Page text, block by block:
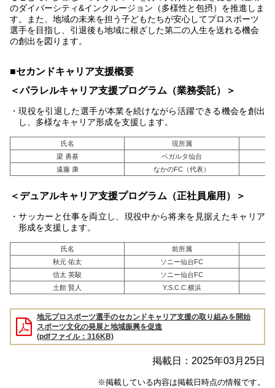
のダイバーシティ&インクルージョン（多様性と包摂）を推進しま
す。また、地域の未来を担う子どもたちが安心してプロスポーツ
選手を目指し、引退後も地域に根ざした第二の人生を送れる機会
の創出を図ります。
■セカンドキャリア支援概要
＜パラレルキャリア支援プログラム（業務委託）＞
・現役を引退した選手が本業を続けながら活躍できる機会を創出
し、多様なキャリア形成を支援します。
氏名 現所属
梁 勇基
ベガルタ仙台
遠藤 康
なかのFC（代表）
＜デュアルキャリア支援プログラム（正社員雇用）＞
・サッカーと仕事を両立し、現役中から将来を見据えたキャリア
形成を支援します。
氏名
前所属
秋元 佑太
ソニー仙台FC
信太 英駿
ソニー仙台FC
土館 賢人
Y.S.C.C.横浜
地元プロスポーツ選手のセカンドキャリア支援の取り組みを開始
スポーツ文化の発展と地域振興を促進
(pdfファイル：316KB)
掲載日：2025年03月25日
※掲載している内容は掲載日時点の情報です。